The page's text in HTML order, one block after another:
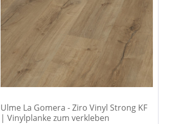
Ulme La Gomera - Ziro Vinyl Strong KF
| Vinylplanke zum verkleben